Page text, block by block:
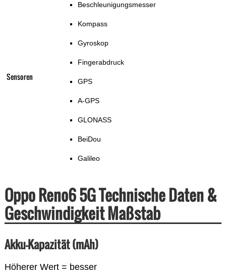
Sensoren
Beschleunigungsmesser
Kompass
Gyroskop
Fingerabdruck
GPS
A-GPS
GLONASS
BeiDou
Galileo
Oppo Reno6 5G Technische Daten &
Geschwindigkeit Maßstab
Akku-Kapazität (mAh)
Höherer Wert = besser